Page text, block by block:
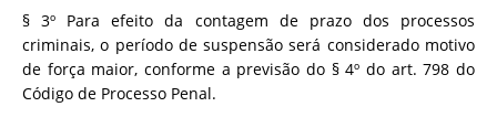
§ 3º Para efeito da contagem de prazo dos processos
criminais, o período de suspensão será considerado motivo
de força maior, conforme a previsão do § 4º do art. 798 do
Código de Processo Penal.